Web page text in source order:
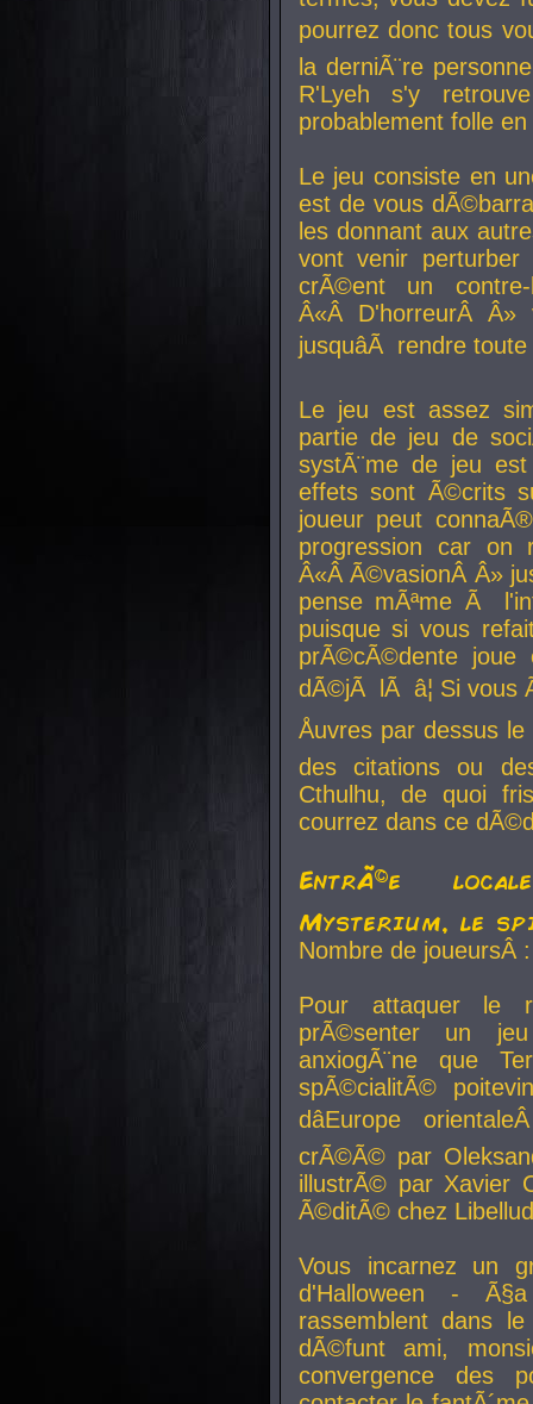
pourrez donc tous
la derniÃ¨re
R'Lyeh s'y
probablement folle
Le jeu consiste en
est de vous
les donnant aux
vont venir perturber
crÃ©ent un
Â«Â D'horreurÂ
jusquâÃ rendre
Le jeu est assez
partie de jeu de
systÃ¨me de jeu
effets sont Ã©crits
joueur peut
progression car
Â«Â Ã©vasionÂ Â»
pense mÃªme Ã
puisque si vous
prÃ©cÃ©dente
dÃ©jÃ lÃ â¦ Si vous
Åuvres par dessus
des citations ou
Cthulhu, de quoi
courrez dans ce
EntrÃ©e
Mysterium, le
Nombre de
Pour attaquer le
prÃ©senter un
anxiogÃ¨ne que
spÃ©cialitÃ©
dâEurope
crÃ©Ã© par
illustrÃ© par Xavier
Ã©ditÃ© chez
Vous incarnez un
d'Halloween -
rassemblent dans
dÃ©funt ami,
convergence des